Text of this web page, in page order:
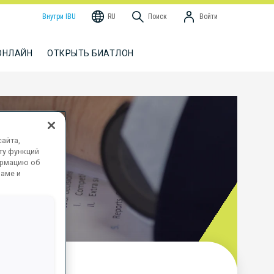
Внутри IBU RU Поиск Войти
ОТКРЫТЬ БИАТЛОН
функций
об
и